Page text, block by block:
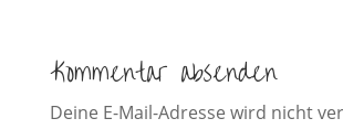
Kommentar absenden
Deine E-Mail-Adresse wird nicht